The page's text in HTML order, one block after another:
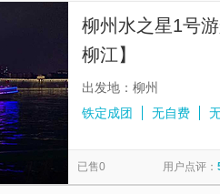
柳州文庙
国三江大侗寨景区
奇石园 仙人山景区 柳州博物馆
色小镇
柳航游船码头 石门仙湖景区
柳州水之星1号
柳江】
出发地：柳州
铁定成团
无自费
已售0 用户点评：